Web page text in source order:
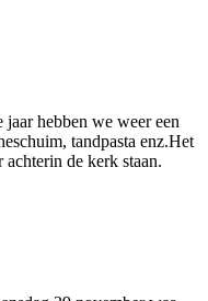
hebben we weer een
tandpasta enz.Het
achterin de kerk staan.